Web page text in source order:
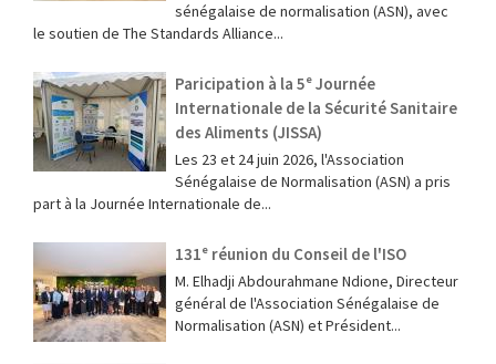
sénégalaise de normalisation (ASN), avec
le soutien de The Standards Alliance...
Paricipation à la 5ᵉ Journée
Internationale de la Sécurité Sanitaire
des Aliments (JISSA)
‎Les 23 et 24 juin 2026, l'Association
Sénégalaise de Normalisation (ASN) a pris
part à la Journée Internationale de...
131ᵉ réunion du Conseil de l'ISO
M. Elhadji Abdourahmane Ndione, Directeur
général de l'Association Sénégalaise de
Normalisation (ASN) et Président...